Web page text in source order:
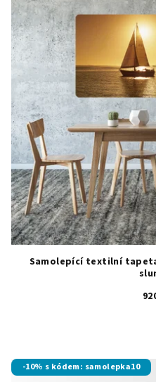
Samolepící textilní
-10% s kódem: samolepka10